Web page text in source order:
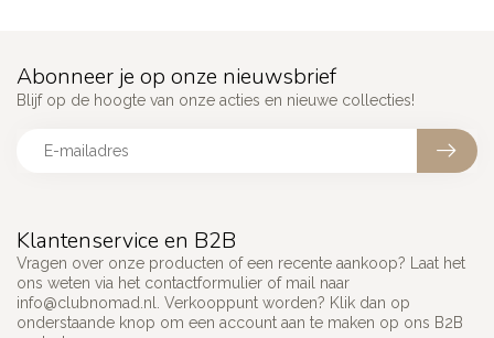
Klantenservice en B2B
Vragen over onze producten of een recente aankoop? Laat het
ons weten via het contactformulier of mail naar
info@clubnomad.nl
. Verkooppunt worden? Klik dan op
onderstaande knop om een account aan te maken op ons B2B
Abonneer je op onze nieuwsbrief
Blijf op de hoogte van onze acties en nieuwe collecties!